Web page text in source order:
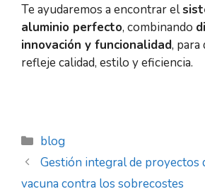
Te ayudaremos a encontrar el
aluminio perfecto, combinando
innovación y funcionalidad, para
refleje calidad, estilo y eficiencia.
blog
Gestión integral de proyectos
vacuna contra los sobrecostes